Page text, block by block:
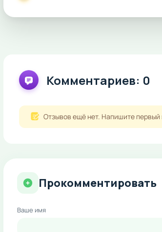
Комментариев: 0
Отзывов ещё нет. Напишите первый
Прокомментировать
Ваше имя